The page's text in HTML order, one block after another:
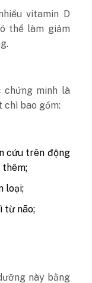
vitamin D
thể làm giảm
chứng minh là
bao gồm:
cứu trên động
thêm;
loại;
từ não;
này bằng